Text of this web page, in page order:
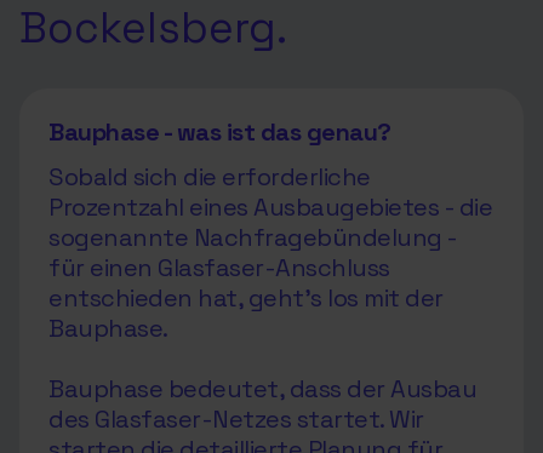
Bockelsberg.
Bauphase - was ist das genau?
Sobald sich die erforderliche
Prozentzahl eines Ausbaugebietes - die
sogenannte Nachfragebündelung -
für einen Glasfaser-Anschluss
entschieden hat, geht’s los mit der
Bauphase.
Bauphase bedeutet, dass der Ausbau
des Glasfaser-Netzes startet. Wir